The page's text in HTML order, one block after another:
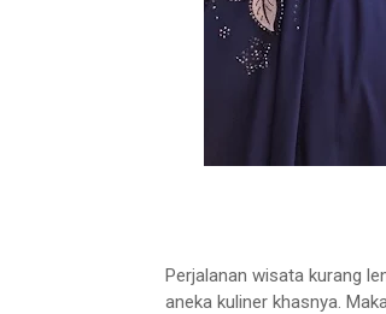
Perjalanan wisata kurang
aneka kuliner khasnya.